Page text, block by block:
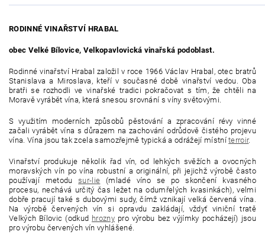
RODINNÉ VINAŘSTVÍ HRABAL
obec Velké Bílovice, Velkopavlovická vinařská podoblast.
Rodinné vinařství Hrabal založil v roce 1966 Václav Hrabal, otec bratrů
Stanislava a Miroslava, kteří v současné době vinařství vedou. Oba
bratři se rozhodli ve vinařské tradici pokračovat s tím, že chtěli na
Moravě vyrábět vína, která snesou srovnání s víny světovými.
S využitím moderních způsobů pěstování a zpracování révy vinné
začali vyrábět vína s důrazem na zachování odrůdově čistého projevu
vína. Vína jsou tak zcela samozřejmě typická a odrážejí místníterroir.
Vinařství produkuje několik řad vín, od lehkých svěžích a ovocných
moravských vín po vína robustní a originální, při jejichž výrobě často
používají metodusur-lie (mladé víno se po skončení kvasného
procesu, nechává určitý čas ležet na odumřelých kvasinkách), velmi
dobře pracují také s dubovými sudy, čímž vznikají velká červená vína.
Na výrobě červených vín si opravdu zakládají, vždyť viniční tratě
Velkých Bílovic (odkud hrozny pro výrobu bez výjímky pocházejí) jsou
pro výrobu červených vín vyhlášené.